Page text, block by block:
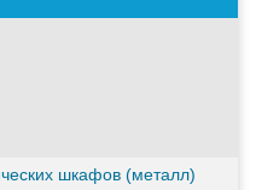
и
работы в
внешних АКБ
электрических
шкафов (металл)